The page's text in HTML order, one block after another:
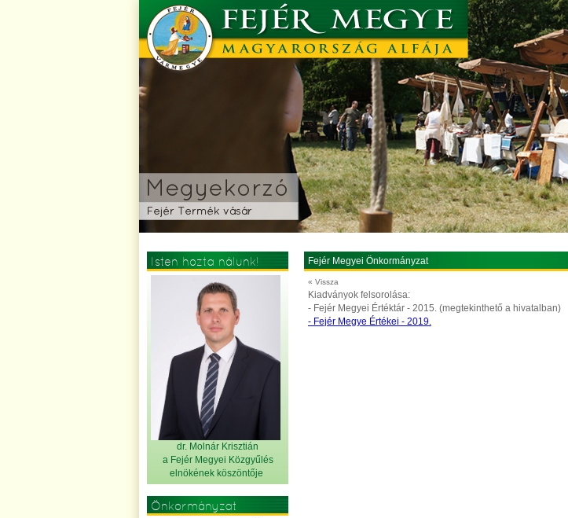
Isten hozta nálunk!
dr. Molnár Krisztián
a Fejér Megyei Közgyűlés
elnökének köszöntője
Önkormányzat
Fejér Megyei Önkormányzat
« Vissza
Kiadványok felsorolása:
- Fejér Megyei Értéktár - 2015. (megtekinthető a hivatalban)
- Fejér Megye Értékei - 2019.